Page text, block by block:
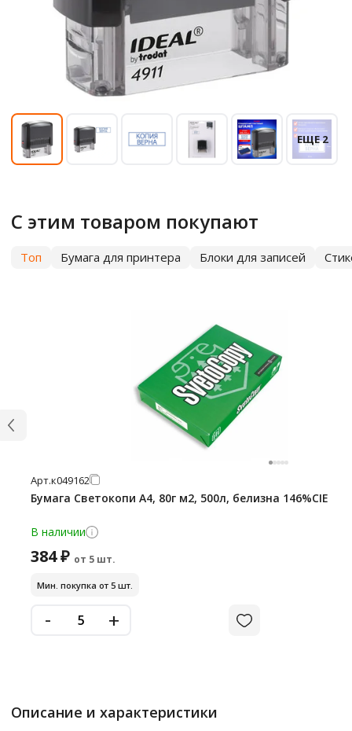
ЕЩЕ 2
С этим товаром покупают
Топ Бумага для принтера Блоки для записей
Арт.к049162
Бумага Светокопи А4, 80г м2, 500л, белизна 146%CIE
В наличии
384 ₽ от 5 шт.
Мин. покупка от 5 шт.
- +
Описание и характеристики